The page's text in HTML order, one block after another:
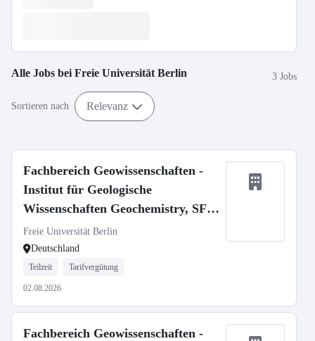
Alle Jobs bei Freie Universität Berlin 3 Jobs
Sortieren nach Relevanz
Fachbereich Geowissenschaften -
Institut für Geologische
Wissenschaften Geochemistry, SFB
1759
Freie Universität Berlin
Deutschland
Teilzeit Tarifvergütung
02.08.2026
Fachbereich Geowissenschaften -